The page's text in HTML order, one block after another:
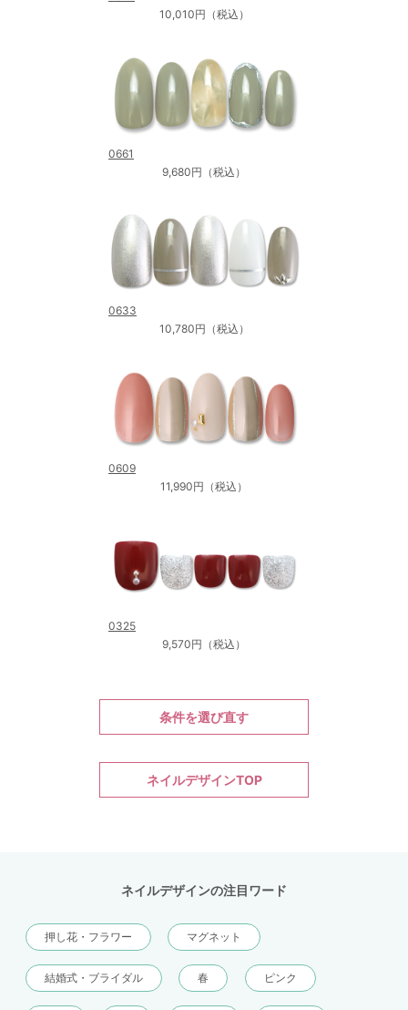
10,010円（税込）
0661
9,680円（税込）
0633
10,780円（税込）
0609
11,990円（税込）
0325
9,570円（税込）
条件を選び直す
ネイルデザインTOP
ネイルデザインの注目ワード
押し花・フラワー マグネット
結婚式・ブライダル 春 ピンク